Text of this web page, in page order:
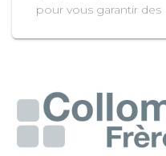
pour vous garantir des